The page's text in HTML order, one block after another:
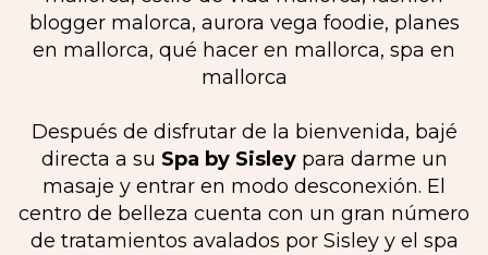
Después de disfrutar de la bienvenida, bajé
directa a su Spa by Sisleypara darme un
masaje y entrar en modo desconexión. El
centro de belleza cuenta con un gran número
de tratamientos avalados por Sisley y el spa